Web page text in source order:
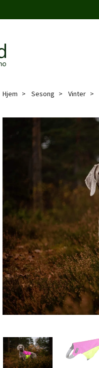
Hjem Sesong Vinter